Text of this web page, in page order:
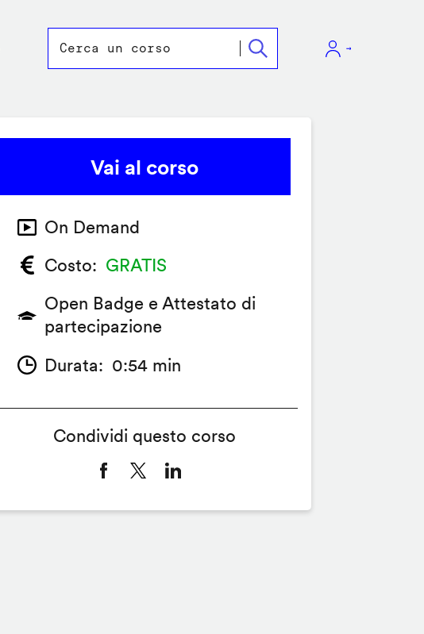
Vai al corso
On Demand
Costo
GRATIS
Open Badge e Attestato di
partecipazione
Durata
0:54 min
Condividi questo corso